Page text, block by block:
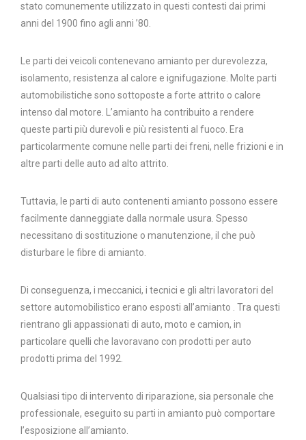
stato comunemente utilizzato in questi contesti dai primi
anni del 1900 fino agli anni ’80.
Le parti dei veicoli contenevano amianto per durevolezza,
isolamento, resistenza al calore e ignifugazione. Molte parti
automobilistiche sono sottoposte a forte attrito o calore
intenso dal motore. L’amianto ha contribuito a rendere
queste parti più durevoli e più resistenti al fuoco. Era
particolarmente comune nelle parti dei freni, nelle frizioni e in
altre parti delle auto ad alto attrito.
Tuttavia, le parti di auto contenenti amianto possono essere
facilmente danneggiate dalla normale usura. Spesso
necessitano di sostituzione o manutenzione, il che può
disturbare le fibre di amianto.
Di conseguenza, i meccanici, i tecnici e gli altri lavoratori del
settore automobilistico erano esposti all’amianto . Tra questi
rientrano gli appassionati di auto, moto e camion, in
particolare quelli che lavoravano con prodotti per auto
prodotti prima del 1992.
Qualsiasi tipo di intervento di riparazione, sia personale che
professionale, eseguito su parti in amianto può comportare
l’esposizione all’amianto.